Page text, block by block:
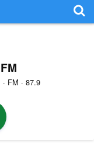
FM · 87.9